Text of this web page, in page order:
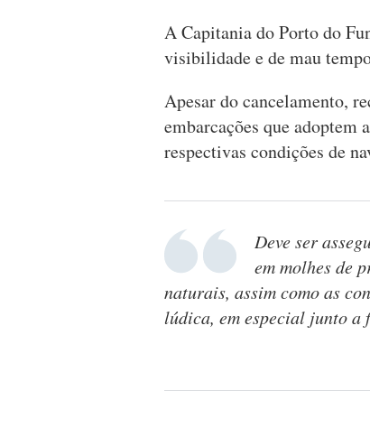
A Capitania do Porto do
visibilidade e de mau
Apesar do cancelamento,
embarcações que adoptem
respectivas condições de
Deve ser
em molhes de
naturais, assim como as
lúdica, em especial junto a